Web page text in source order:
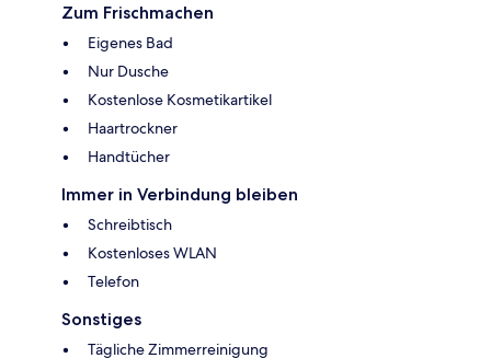
Zum Frischmachen
Eigenes Bad
Nur Dusche
Kostenlose Kosmetikartikel
Haartrockner
Handtücher
Immer in Verbindung bleiben
Schreibtisch
Kostenloses WLAN
Telefon
Sonstiges
Tägliche Zimmerreinigung